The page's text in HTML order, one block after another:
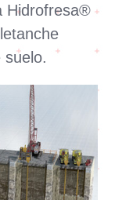
Hidrofresa®
suelo.